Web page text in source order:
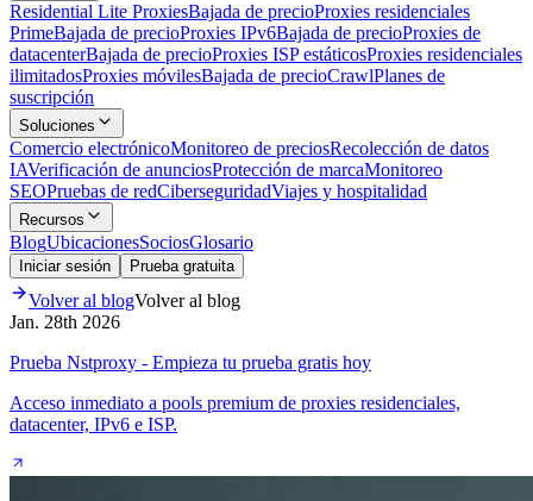
Residential Lite ProxiesBajada de precioProxies residenciales
PrimeBajada de precioProxies IPv6Bajada de precioProxies de
datacenterBajada de precioProxies ISP estáticosProxies residenciales
ilimitadosProxies móvilesBajada de precioCrawlPlanes de
suscripción
Soluciones
Comercio electrónicoMonitoreo de preciosRecolección de datos
IAVerificación de anunciosProtección de marcaMonitoreo
SEOPruebas de redCiberseguridadViajes y hospitalidad
Recursos
BlogUbicacionesSociosGlosario
Iniciar sesión Prueba gratuita
Volver al blogVolver al blog
Jan. 28th 2026
Prueba Nstproxy - Empieza tu prueba gratis hoy
Acceso inmediato a pools premium de proxies residenciales,
datacenter, IPv6 e ISP.